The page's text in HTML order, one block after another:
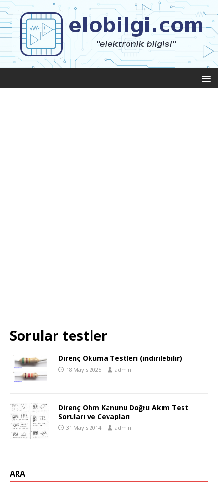
Sorular testler
Direnç Okuma Testleri (indirilebilir)
18 Mayıs 2025 admin
Direnç Ohm Kanunu Doğru Akım Test
Soruları ve Cevapları
31 Mayıs 2014 admin
ARA